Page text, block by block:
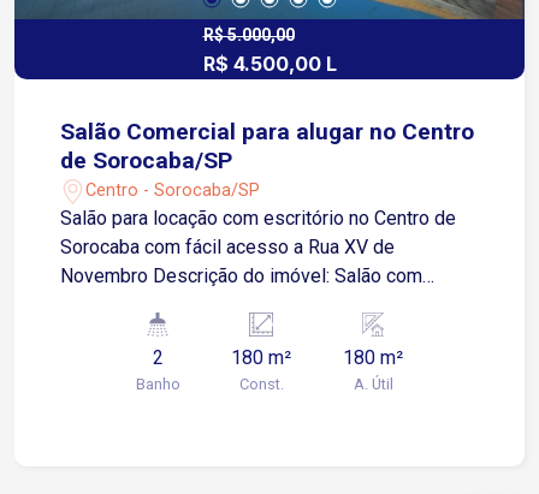
R$ 5.000,00
R$ 4.500,00 L
Salão Comercial para alugar no Centro
de Sorocaba/SP
Centro - Sorocaba/SP
Salão para locação com escritório no Centro de
Sorocaba com fácil acesso a Rua XV de
Novembro Descrição do imóvel: Salão com
Ideal para lojas, doceria, e outros ramos de
Braguinha com grande movimento de pedestres
2
Banho
180 m²
Const.
180 m²
A. Útil